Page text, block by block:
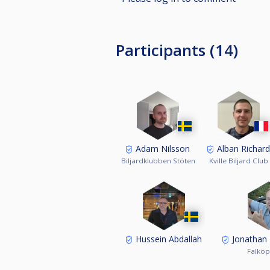
Participants (14)
Adam Nilsson
Biljardklubben Stöten
Alban Richard
Kville Biljard Club
Hussein Abdallah